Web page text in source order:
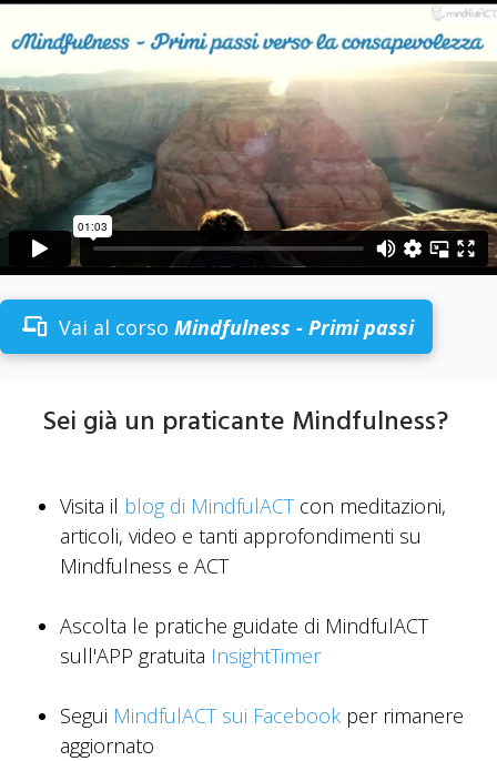
Vai al corsoMindfulness - Primi passi
Sei già un praticante Mindfulness?
Visita il blog di MindfulACTcon meditazioni,
articoli, video e tanti approfondimenti su
Mindfulness e ACT
Ascolta le pratiche guidate di MindfulACT
sull'APP gratuita InsightTimer
Segui MindfulACT sui Facebookper rimanere
aggiornato